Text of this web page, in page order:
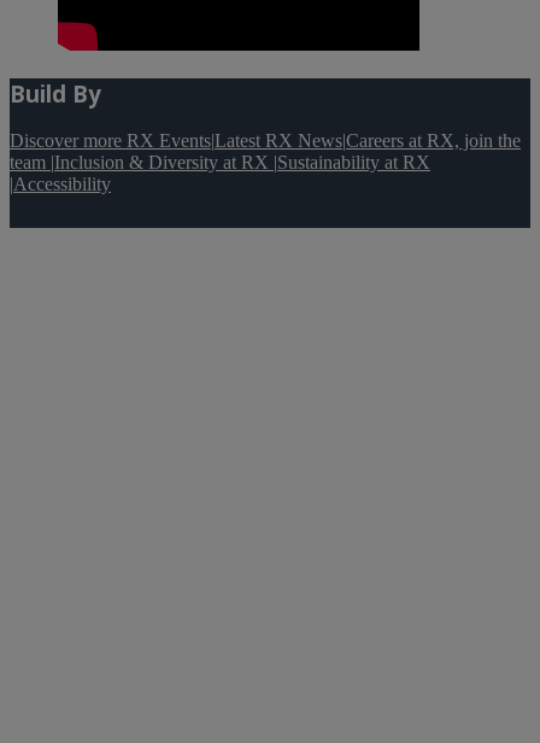
Build By
Discover more RX Events|Latest RX News|Careers at RX, join the
team |Inclusion & Diversity at RX |Sustainability at RX
|Accessibility